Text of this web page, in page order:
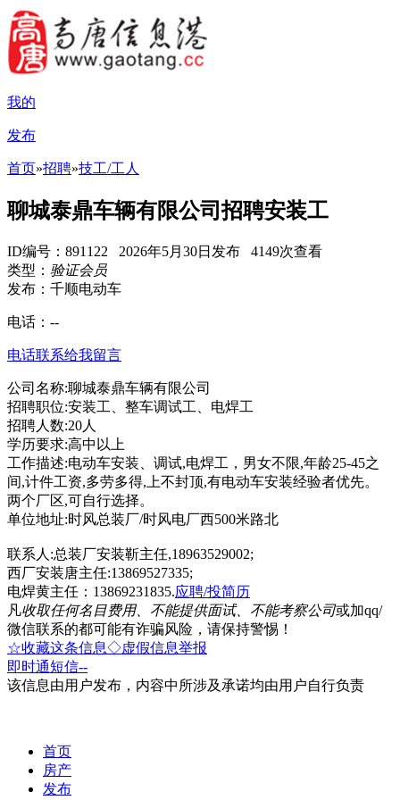
我的
发布
首页»招聘»技工/工人
聊城泰鼎车辆有限公司招聘安装工
ID编号：891122 2026年5月30日发布 4149次查看
类型： 验证会员
发布：千顺电动车
电话： --
电话联系给我留言
公司名称:聊城泰鼎车辆有限公司
招聘职位:安装工、整车调试工、电焊工
招聘人数:20人
学历要求:高中以上
工作描述:电动车安装、调试,电焊工，男女不限,年龄25-45之
间,计件工资,多劳多得,上不封顶,有电动车安装经验者优先。
两个厂区,可自行选择。
单位地址:时风总装厂/时风电厂西500米路北
联系人:总装厂安装靳主任,18963529002;
西厂安装唐主任:13869527335;
电焊黄主任：13869231835.应聘/投简历
凡收取任何名目费用、不能提供面试、不能考察公司或加qq/
微信联系的都可能有诈骗风险，请保持警惕！
☆收藏这条信息◇虚假信息举报
即时通短信--
该信息由用户发布，内容中所涉及承诺均由用户自行负责
首页
房产
发布